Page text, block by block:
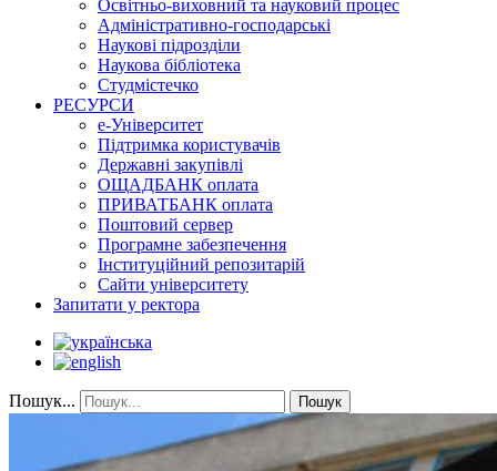
Освітньо-виховний та науковий процес
Адміністративно-господарські
Наукові підрозділи
Наукова бібліотека
Студмістечко
РЕСУРСИ
е-Університет
Підтримка користувачів
Державні закупівлі
ОЩАДБАНК оплата
ПРИВАТБАНК оплата
Поштовий сервер
Програмне забезпечення
Інституційний репозитарій
Сайти університету
Запитати у ректора
Пошук... Пошук